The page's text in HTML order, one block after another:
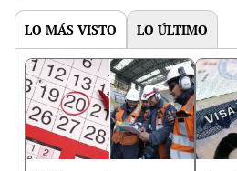
LO MÁS VISTO LO ÚLTIMO